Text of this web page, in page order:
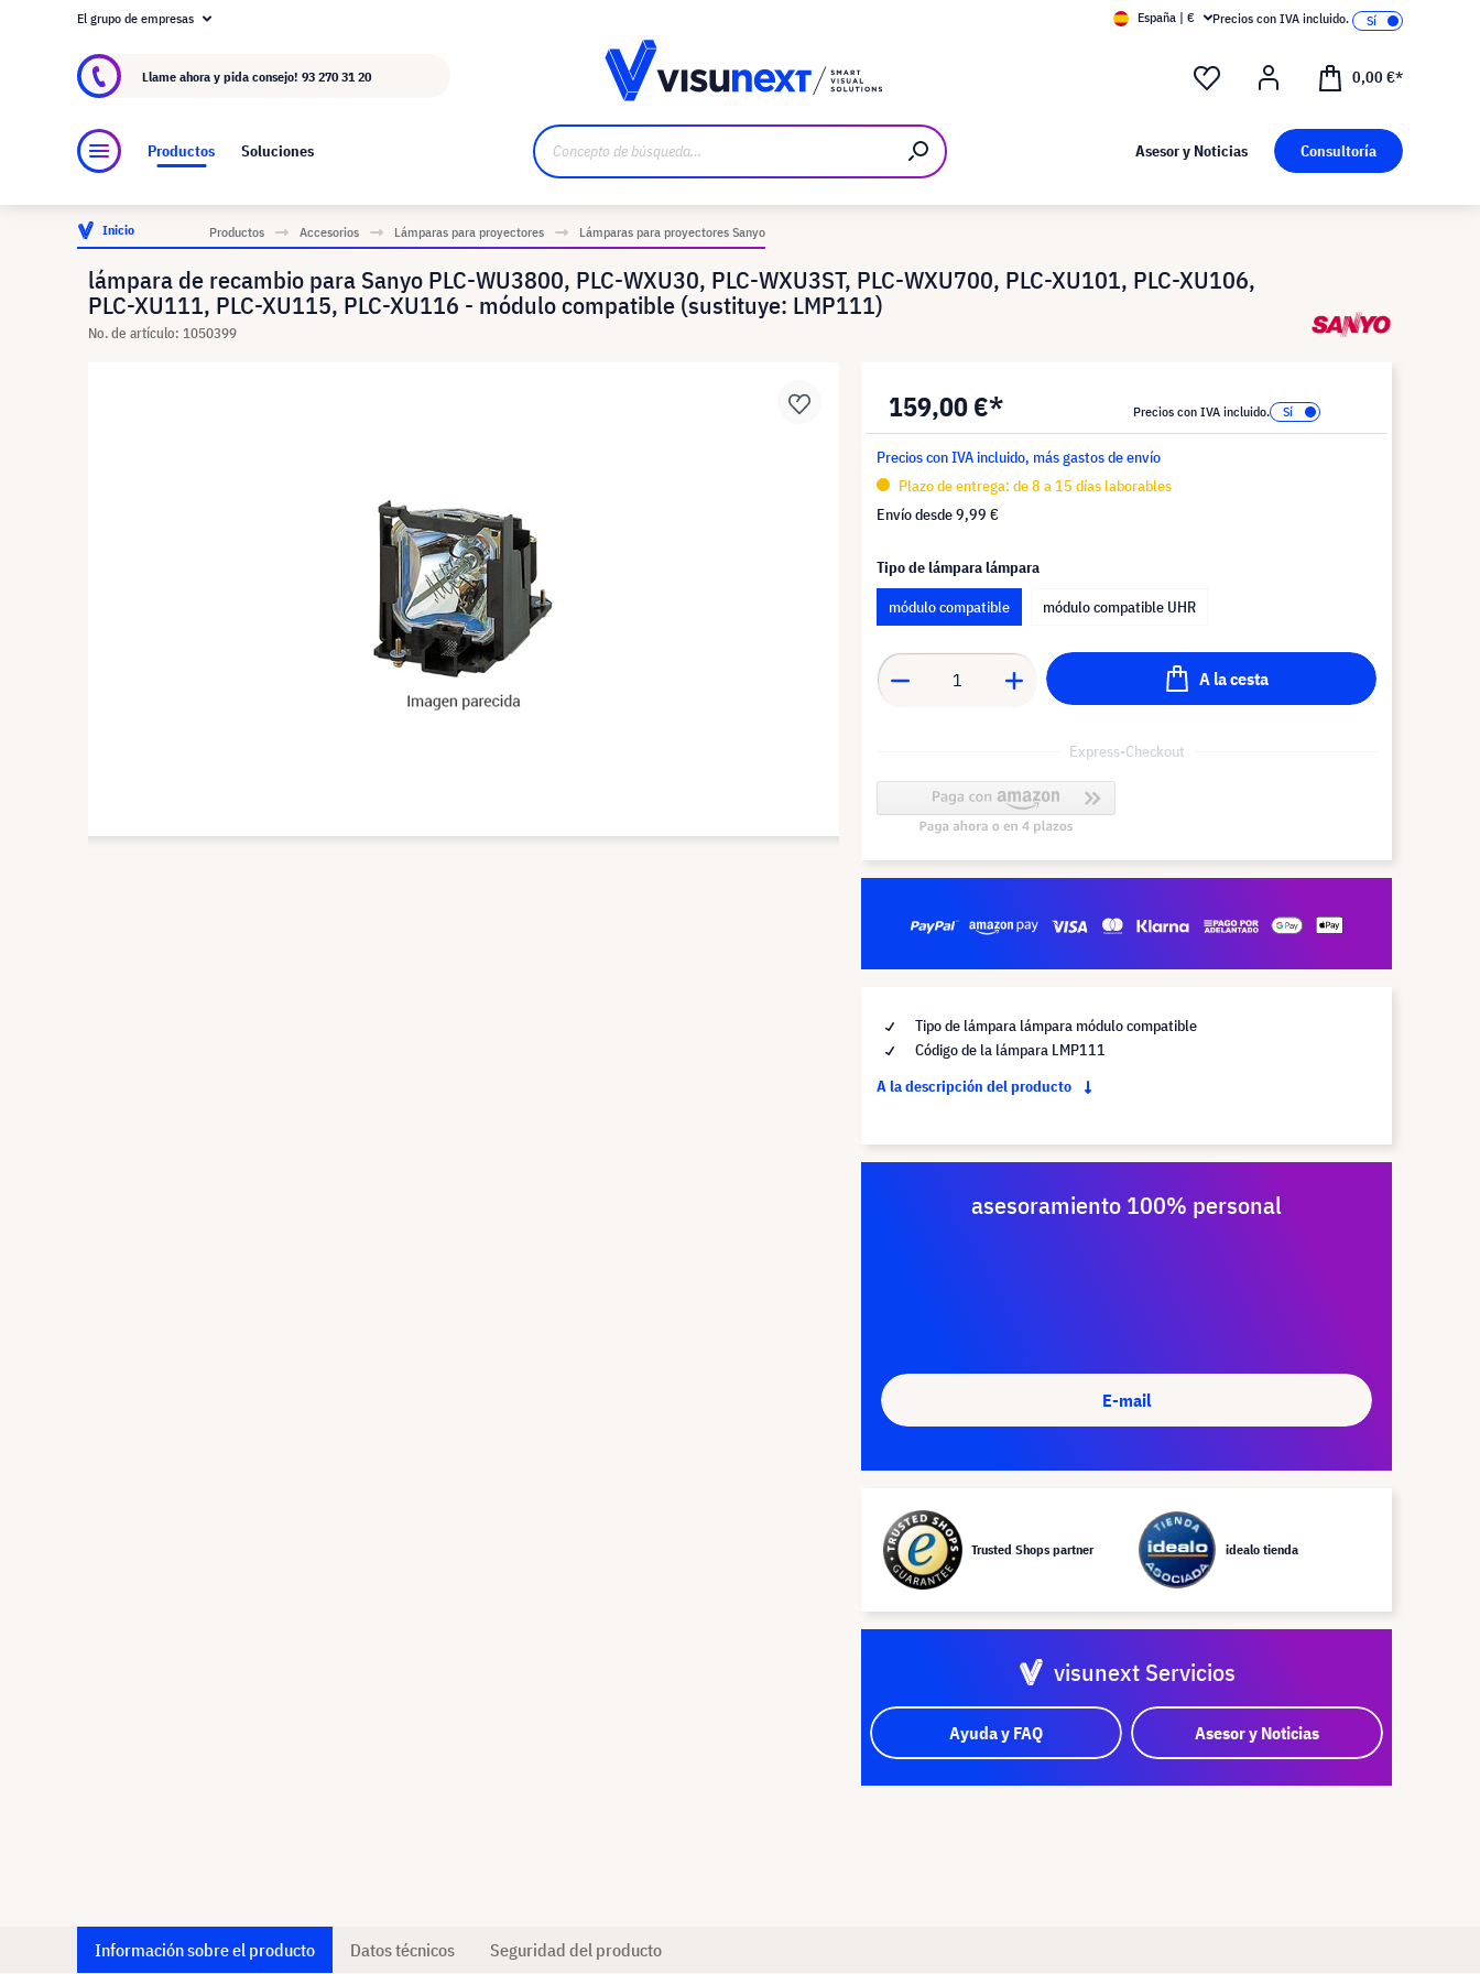
Acerca de visunext.es
El grupo de empresas España | € Precios con IVA incluido.
Llame ahora y pida consejo! 93 270 31 20 0,00 €*
Productos Soluciones Asesor y Noticias Consultoría
Inicio Productos Accesorios Lámparas para proyectores Lámparas para proyectores Sanyo
lámpara de recambio para Sanyo PLC-WU3800, PLC-WXU30, PLC-WXU3ST, PLC-WXU700, PLC-XU101, PLC-XU106,
PLC-XU111, PLC-XU115, PLC-XU116 - módulo compatible (sustituye: LMP111)
No. de artículo: 1050399
159,00 €* Precios con IVA incluido.
Precios con IVA incluido, más gastos de envío
Plazo de entrega: de 8 a 15 días laborables
Envío desde9,99 €
Tipo de lámpara lámpara
módulo compatible
módulo compatible UHR
A la cesta
Express-Checkout
Tipo de lámpara lámpara módulo compatible
Código de la lámpara LMP111
A la descripción del producto
asesoramiento 100% personal
E-mail
Trusted Shops partner idealo tienda
visunext Servicios
Ayuda y FAQ Asesor y Noticias
Información sobre el producto Datos técnicos Seguridad del producto